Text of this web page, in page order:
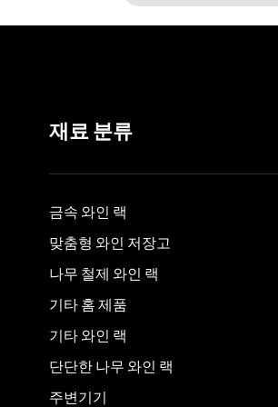
재료 분류
금속 와인 랙
맞춤형 와인 저장고
나무 철제 와인 랙
기타 홈 제품
기타 와인 랙
단단한 나무 와인 랙
주변기기